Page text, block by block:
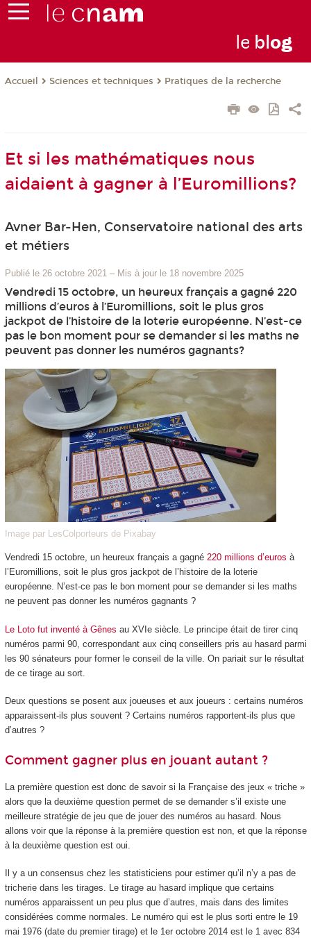
le blog
Accueil Sciences et techniques Pratiques de la recherche
Et si les mathématiques nous
aidaient à gagner à l’Euromillions?
Avner Bar-Hen, Conservatoire national des arts
et métiers
Publié le 26 octobre 2021 – Mis à jour le 18 novembre 2025
Vendredi 15 octobre, un heureux français a gagné 220
millions d’euros à l’Euromillions, soit le plus gros
jackpot de l’histoire de la loterie européenne. N’est-ce
pas le bon moment pour se demander si les maths ne
peuvent pas donner les numéros gagnants?
Image par LesColporteurs de Pixabay
Vendredi 15 octobre, un heureux français a gagné 220 millions d’euros à
l’Euromillions, soit le plus gros jackpot de l’histoire de la loterie
européenne. N’est-ce pas le bon moment pour se demander si les maths
ne peuvent pas donner les numéros gagnants ?
Le Loto fut inventé à Gênes au XVIesiècle. Le principe était de tirer cinq
numéros parmi 90, correspondant aux cinq conseillers pris au hasard parmi
les 90 sénateurs pour former le conseil de la ville. On pariait sur le résultat
de ce tirage au sort.
Deux questions se posent aux joueuses et aux joueurs : certains numéros
apparaissent-ils plus souvent ? Certains numéros rapportent-ils plus que
d’autres ?
Comment gagner plus en jouant autant ?
La première question est donc de savoir si la Française des jeux « triche »
alors que la deuxième question permet de se demander s’il existe une
meilleure stratégie de jeu que de jouer des numéros au hasard. Nous
allons voir que la réponse à la première question est non, et que la réponse
à la deuxième question est oui.
Il y a un consensus chez les statisticiens pour estimer qu’il n’y a pas de
tricherie dans les tirages. Le tirage au hasard implique que certains
numéros apparaissent un peu plus que d’autres, mais dans des limites
considérées comme normales. Le numéro qui est le plus sorti entre le 19
mai 1976 (date du premier tirage) et le 1eroctobre 2014 est le 1 avec 834